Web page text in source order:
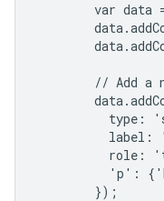
var data
// Add a
type:
label:
role:
'p':
        });